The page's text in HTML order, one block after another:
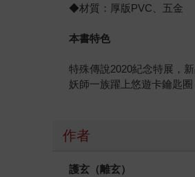
◆材質：厚版PVC、五金
本書特色
特殊傳說2020紀念特展，
妖師一族躍上悠遊卡鑰匙
作者
護玄（離玄）